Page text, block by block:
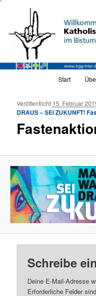
KGG_web
Zum Inhalt
Zum
Start
Veröffentlicht 15. Februar
DRAUS – SEI ZUKUNFT!
Schreibe
Deine E-Mail-Adresse
Erforderliche Felder